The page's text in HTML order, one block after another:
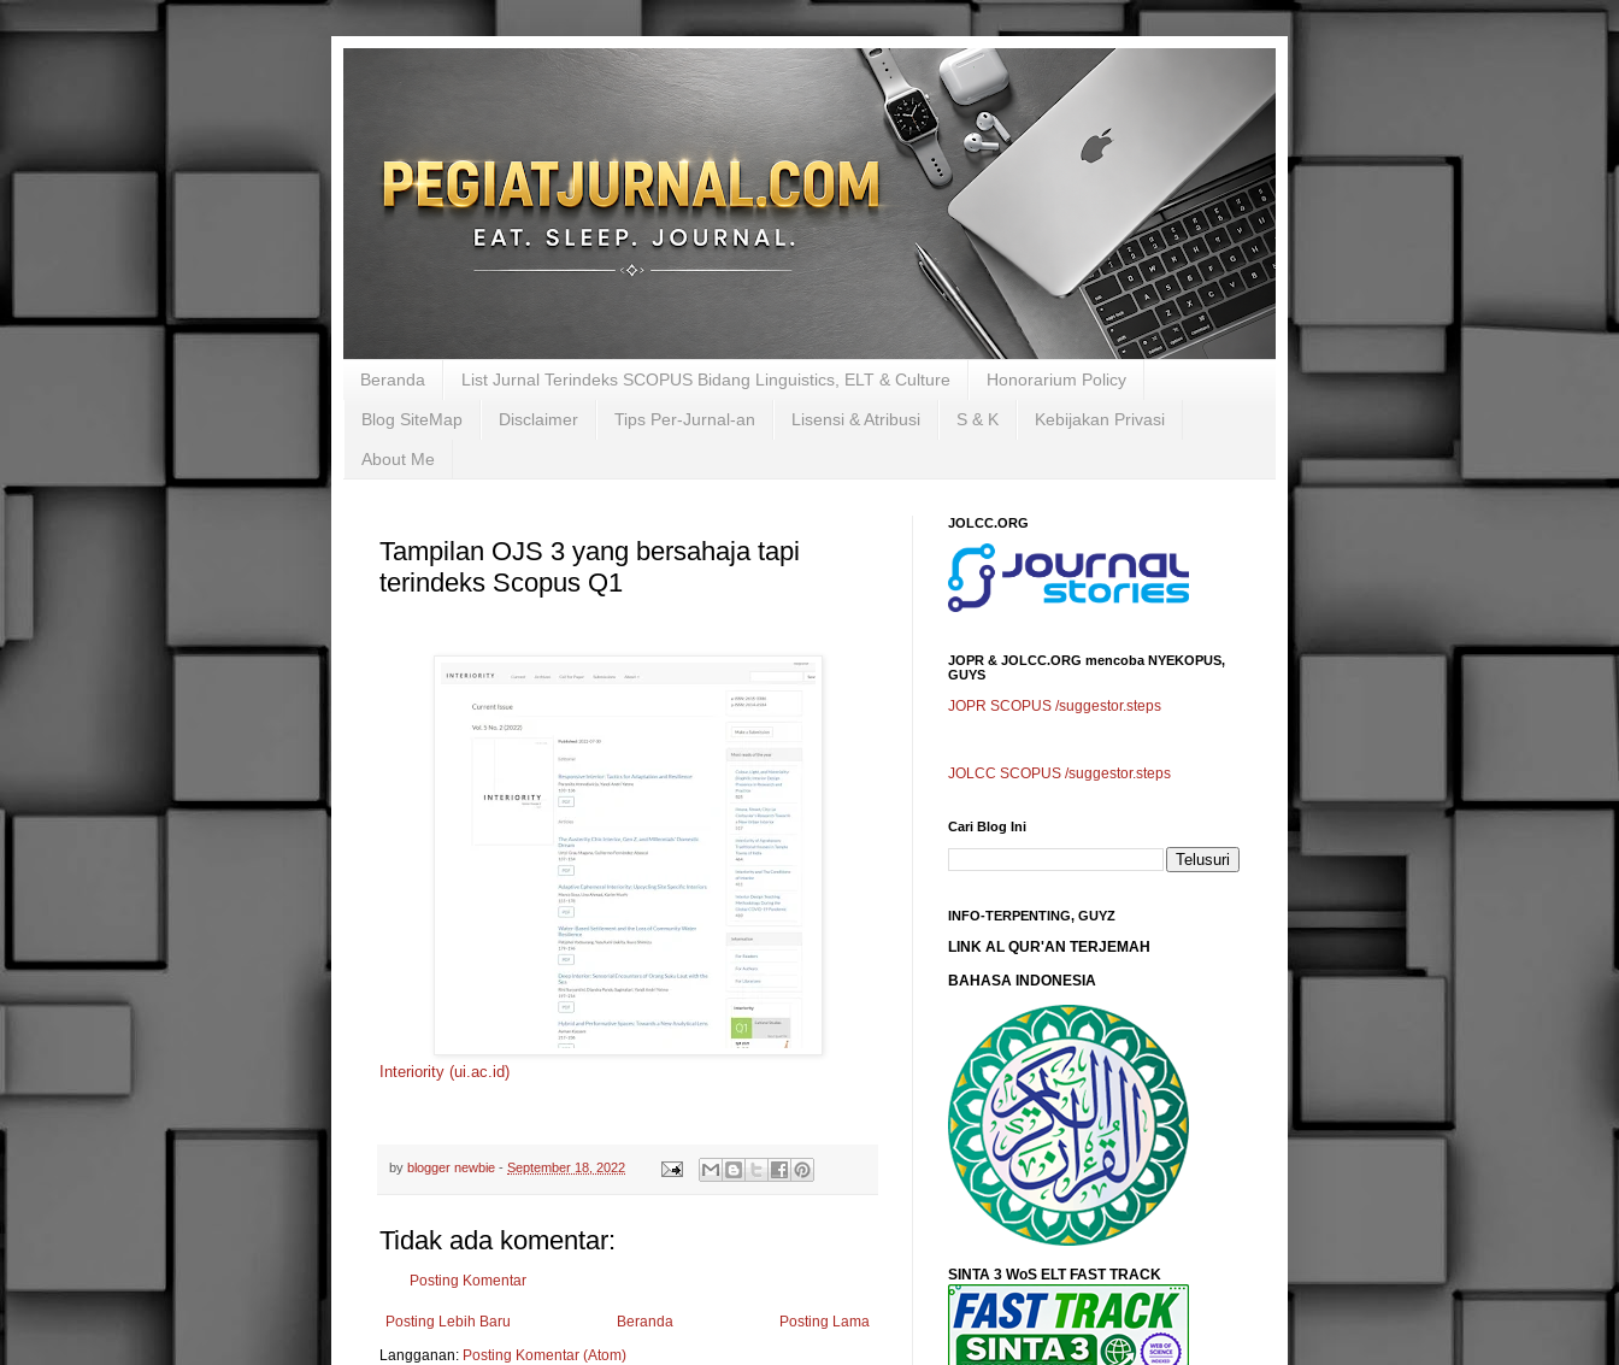
Beranda List Jurnal Terindeks SCOPUS Bidang Linguistics, ELT & Culture Honorarium Policy
Blog SiteMap Disclaimer Tips Per-Jurnal-an Lisensi & Atribusi S & K Kebijakan Privasi
About Me
Tampilan OJS 3 yang bersahaja tapi
terindeks Scopus Q1
Interiority (ui.ac.id)
by blogger newbie - September 18, 2022
Tidak ada komentar:
Posting Komentar
Posting Lebih Baru Posting Lama
Beranda
Langganan: Posting Komentar (Atom)
JOLCC.ORG
JOPR & JOLCC.ORG mencoba NYEKOPUS,
GUYS
JOPR SCOPUS /suggestor.steps
JOLCC SCOPUS /suggestor.steps
Cari Blog Ini
INFO-TERPENTING, GUYZ
LINK AL QUR'AN TERJEMAH
BAHASA INDONESIA
SINTA 3 WoS ELT FAST TRACK